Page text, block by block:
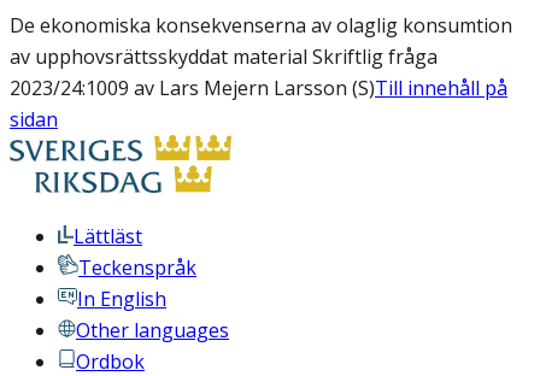
De ekonomiska konsekvenserna av olaglig konsumtion
av upphovsrättsskyddat material Skriftlig fråga
2023/24:1009 av Lars Mejern Larsson (S)Till innehåll på
sidan
Lättläst
Teckenspråk
In English
Other languages
Ordbok